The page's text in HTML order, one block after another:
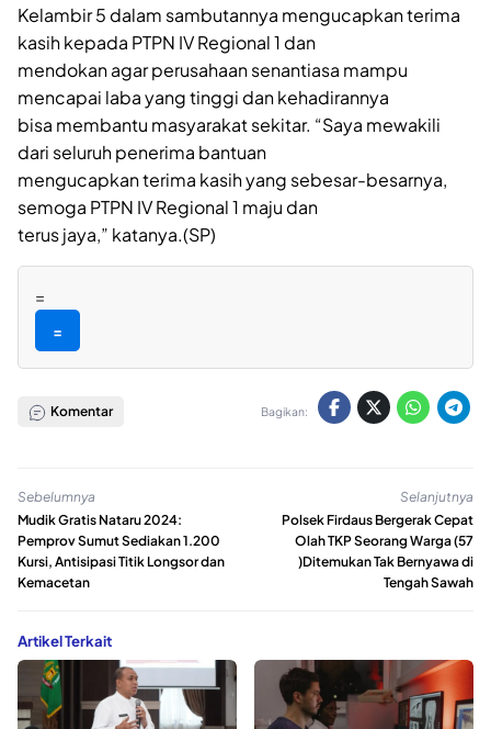
Kelambir 5 dalam sambutannya mengucapkan terima
kasih kepada PTPN IV Regional 1 dan
mendokan agar perusahaan senantiasa mampu
mencapai laba yang tinggi dan kehadirannya
bisa membantu masyarakat sekitar. “Saya mewakili
dari seluruh penerima bantuan
mengucapkan terima kasih yang sebesar-besarnya,
semoga PTPN IV Regional 1 maju dan
terus jaya,” katanya.(SP)
=
=
Komentar Bagikan:
Sebelumnya
Mudik Gratis Nataru 2024:
Pemprov Sumut Sediakan 1.200
Kursi, Antisipasi Titik Longsor dan
Kemacetan
Selanjutnya
Polsek Firdaus Bergerak Cepat
Olah TKP Seorang Warga (57
)Ditemukan Tak Bernyawa di
Tengah Sawah
Artikel Terkait